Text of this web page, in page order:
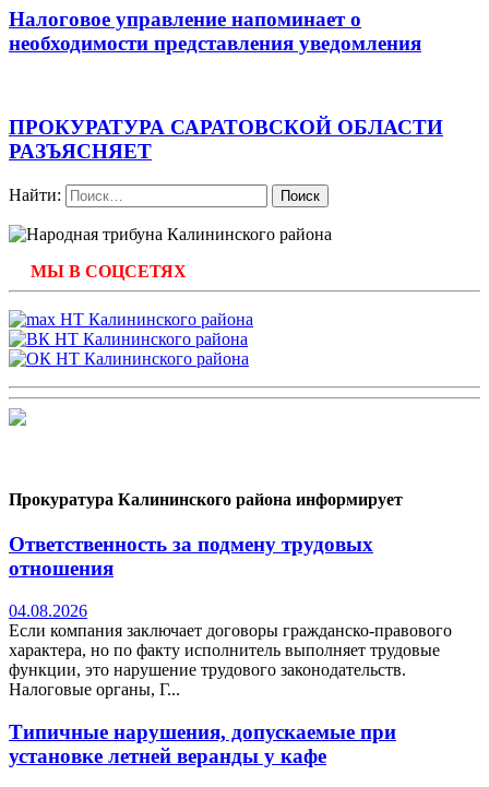
Налоговое управление напоминает о
необходимости представления уведомления
ПРОКУРАТУРА САРАТОВСКОЙ ОБЛАСТИ
РАЗЪЯСНЯЕТ
Найти:
МЫ В СОЦСЕТЯХ
Прокуратура Калининского района информирует
Ответственность за подмену трудовых
отношения
04.08.2026
Если компания заключает договоры гражданско-правового
характера, но по факту исполнитель выполняет трудовые
функции, это нарушение трудового законодательств.
Налоговые органы, Г...
Типичные нарушения, допускаемые при
установке летней веранды у кафе